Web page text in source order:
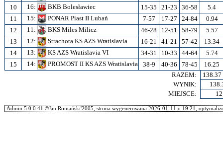
10
16: BKB Bolesławiec 15-35 21-23 36-58
5.4
11
15: PONAR Piast II Lubań 7-57 17-27 24-84
0.94
12
11: BKS Miles Milicz 46-28 12-51 58-79
5.57
13
12: Strachota KS AZS Wratislavia 16-21 41-21 57-42
13.34
14
13: KS AZS Wratislavia VI 34-31 10-33 44-64
5.74
15
14: PROMOST II KS AZS Wratislavia 38-9 40-36 78-45
16.25
RAZEM:
138.37
WYNIK:
MIEJSCE:
12
Admin.5.0.0.41 ©Jan Romański'2005, strona wygenerowana 2026-01-11 o 19:21,